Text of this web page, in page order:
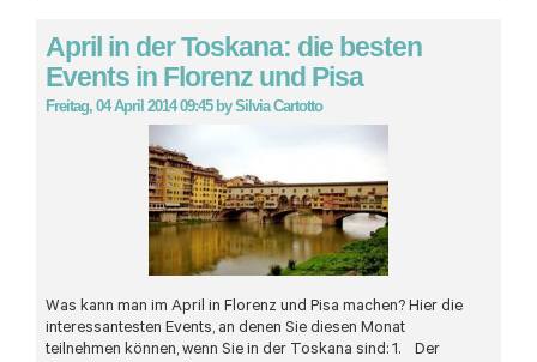
April in der Toskana: die besten
Events in Florenz und Pisa
Freitag, 04 April 2014 09:45 bySilvia Cartotto
Was kann man im April in Florenz und Pisa machen? Hier die
interessantesten Events, an denen Sie diesen Monat
teilnehmen können, wenn Sie in der Toskana sind: 1. Der